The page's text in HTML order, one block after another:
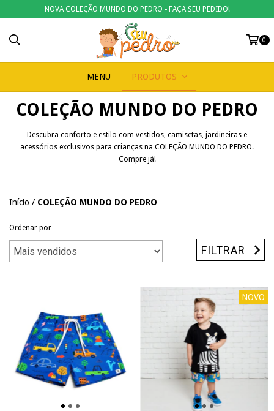
NOVA COLEÇÃO MUNDO DO PEDRO - FAÇA SEU PEDIDO!
0
MENU PRODUTOS
COLEÇÃO MUNDO DO PEDRO
Descubra conforto e estilo com vestidos, camisetas, jardineiras e
acessórios exclusivos para crianças na COLEÇÃO MUNDO DO PEDRO.
Compre já!
Início / COLEÇÃO MUNDO DO PEDRO
Ordenar por
FILTRAR
NOVO